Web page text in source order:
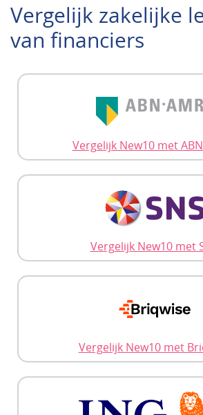
Vergelijk zakelijke
van financiers
Vergelijk New10 met
Vergelijk New10 met
Vergelijk New10 met